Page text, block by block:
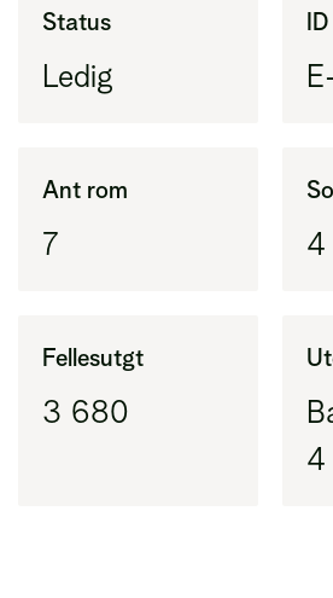
(BRA-i) pluss eksternt areal
BRA-i
BRA-e
Status
Ledig
ID
Ant rom
7 4
Fellesutgt
3 680
4